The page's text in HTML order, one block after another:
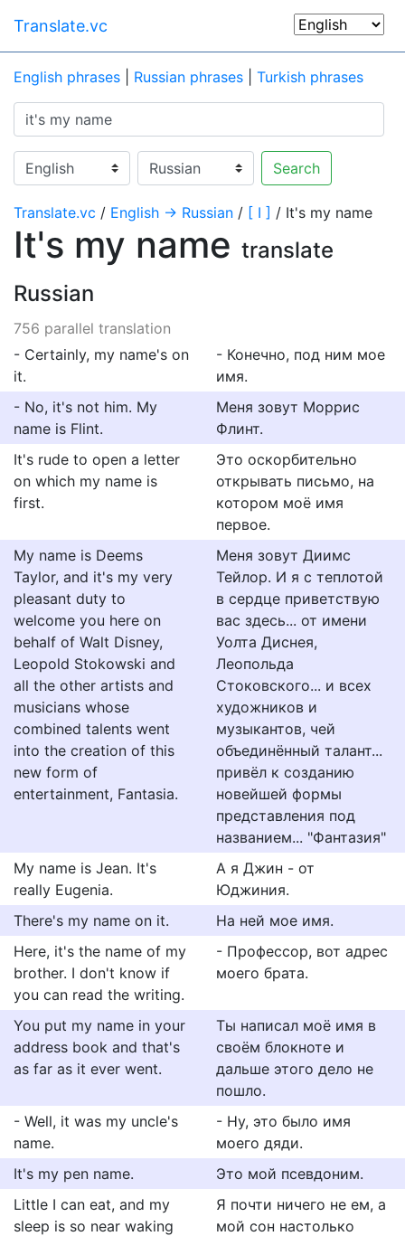
Translate.vc
English phrases Russian phrases Turkish phrases
Search
Translate.vc / English → Russian / [ I ] / It's my name
It's my name translate
Russian
756 parallel translation
- Certainly, my name's on
it.
- Конечно, под ним мое
имя.
- No, it's not him. My
name is Flint.
Меня зовут Моррис
Флинт.
It's rude to open a letter
on which my name is
first.
Это оскорбительно
открывать письмо, на
котором моё имя
первое.
My name is Deems
Taylor, and it's my very
pleasant duty to
welcome you here on
behalf of Walt Disney,
Leopold Stokowski and
all the other artists and
musicians whose
combined talents went
into the creation of this
new form of
entertainment, Fantasia.
Меня зовут Диимс
Тейлор. И я с теплотой
в сердце приветствую
вас здесь... от имени
Уолта Диснея,
Леопольда
Стоковского... и всех
художников и
музыкантов, чей
объединённый талант...
привёл к созданию
новейшей формы
представления под
названием... "Фантазия"
My name is Jean. It's
really Eugenia.
А я Джин - от
Юджиния.
There's my name on it.
На ней мое имя.
Here, it's the name of my
brother. I don't know if
you can read the writing.
- Профессор, вот адрес
моего брата.
You put my name in your
address book and that's
as far as it ever went.
Ты написал моё имя в
своём блокноте и
дальше этого дело не
пошло.
- Well, it was my uncle's
name.
- Ну, это было имя
моего дяди.
It's my pen name.
Это мой псевдоним.
Little I can eat, and my
sleep is so near waking
Я почти ничего не ем, а
мой сон настолько